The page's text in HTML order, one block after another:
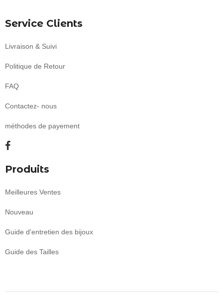
Service Clients
Livraison & Suivi
Politique de Retour
FAQ
Contactez- nous
méthodes de payement
Produits
Meilleures Ventes
Nouveau
Guide d'entretien des bijoux
Guide des Tailles